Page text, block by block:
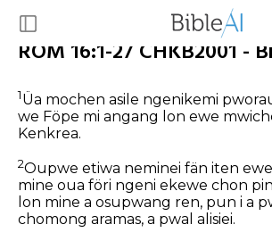
ROM 16:1-27 CHKB2001 -
1Üa mochen asile ngenikemi
we Föpe mi angang lon ewe
Kenkrea.
2Oupwe etiwa neminei fän iten
mine oua föri ngeni ekewe chon
lon mine a osupwang ren, pun i a
chomong aramas, a pwal alisiei.